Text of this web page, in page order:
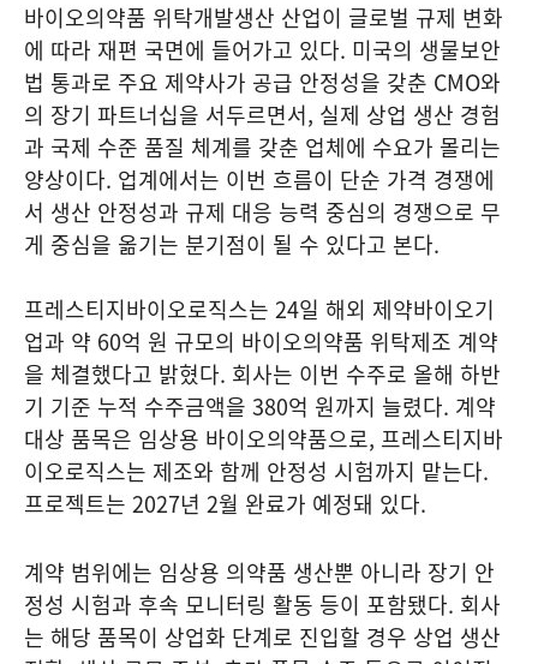
바이오의약품 위탁개발생산 산업이 글로벌 규제 변화
에 따라 재편 국면에 들어가고 있다. 미국의 생물보안
법 통과로 주요 제약사가 공급 안정성을 갖춘 CMO와
의 장기 파트너십을 서두르면서, 실제 상업 생산 경험
과 국제 수준 품질 체계를 갖춘 업체에 수요가 몰리는
양상이다. 업계에서는 이번 흐름이 단순 가격 경쟁에
서 생산 안정성과 규제 대응 능력 중심의 경쟁으로 무
게 중심을 옮기는 분기점이 될 수 있다고 본다.
프레스티지바이오로직스는 24일 해외 제약바이오기
업과 약 60억 원 규모의 바이오의약품 위탁제조 계약
을 체결했다고 밝혔다. 회사는 이번 수주로 올해 하반
기 기준 누적 수주금액을 380억 원까지 늘렸다. 계약
대상 품목은 임상용 바이오의약품으로, 프레스티지바
이오로직스는 제조와 함께 안정성 시험까지 맡는다.
프로젝트는 2027년 2월 완료가 예정돼 있다.
계약 범위에는 임상용 의약품 생산뿐 아니라 장기 안
정성 시험과 후속 모니터링 활동 등이 포함됐다. 회사
는 해당 품목이 상업화 단계로 진입할 경우 상업 생산